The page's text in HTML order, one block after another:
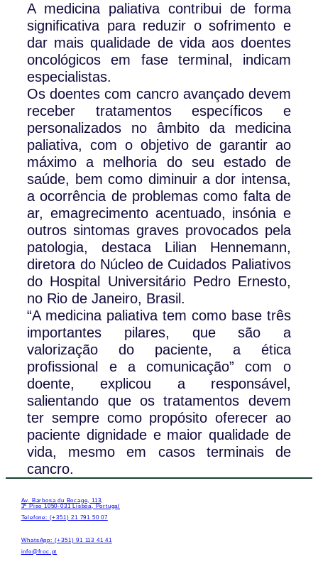
A medicina paliativa contribui de forma
significativa para reduzir o sofrimento e
dar mais qualidade de vida aos doentes
oncológicos em fase terminal, indicam
especialistas.
Os doentes com cancro avançado devem
receber tratamentos específicos e
personalizados no âmbito da medicina
paliativa, com o objetivo de garantir ao
máximo a melhoria do seu estado de
saúde, bem como diminuir a dor intensa,
a ocorrência de problemas como falta de
ar, emagrecimento acentuado, insónia e
outros sintomas graves provocados pela
patologia, destaca Lilian Hennemann,
diretora do Núcleo de Cuidados Paliativos
do Hospital Universitário Pedro Ernesto,
no Rio de Janeiro, Brasil.
“A medicina paliativa tem como base três
importantes pilares, que são a
valorização do paciente, a ética
profissional e a comunicação” com o
doente, explicou a responsável,
salientando que os tratamentos devem
ter sempre como propósito oferecer ao
paciente dignidade e maior qualidade de
vida, mesmo em casos terminais de
cancro.
Av. Barbosa du Bocage, 113,
3º Piso 1050-031 Lisboa, Portugal
Telefone: (+351) 21 791 50 07
WhatsApp: (+351) 91 113 41 41
info@froc.pt